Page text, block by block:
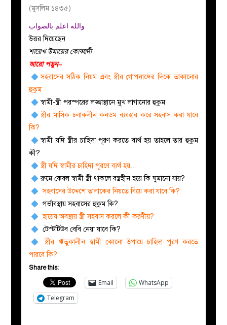
(মুসলিম ১৪৩৫)
والله اعلم بالصواب
উত্তর দিয়েছেন
শায়েখ উমায়ের কোব্বাদী
আরো পড়ুন–
সহবাসের সঠিক নিয়ম এবং স্ত্রীর গোপনাঙ্গের দিকে তাকানোর
হুকুম
স্বামী-স্ত্রী পরস্পরের লজ্জাস্থানে মুখ লাগানোর হুকুম
স্ত্রীর মাসিক চলাকলীন কনডম ব্যবহার করে সহবাস করা যাবে
কি?
স্বামী যদি স্ত্রীর চাহিদা পূরণ করতে ব্যর্থ হয় তাহলে তার হুকুম
কী?
স্ত্রী যদি স্বামীর চাহিদা পূরণে ব্যর্থ হয়…
রুমে কেবল স্বামী স্ত্রী থাকলে বস্ত্রহীন হয়ে কি ঘুমানো যায়?
সহবাসের উদ্দেশে তালাকের নিয়তে বিয়ে করা যাবে কি?
গর্ভাবস্থায় সহবাসের হুকুম কি?
হায়েয অবস্থায় স্ত্রী সহবাস করলে কী করণীয়?
টেস্টটিউব বেবি নেয়া যাবে কি?
স্ত্রীর ঋতুকালীন স্বামী কোনো উপায়ে চাহিদা পূরণ করতে
পারবে কি?
Share this:
Email
WhatsApp
Telegram